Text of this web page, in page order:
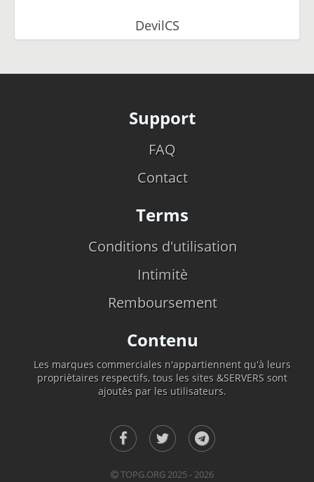
DevilCS
Support
FAQ
Contact
Terms
Conditions d'utilisation
Intimitè
Remboursement
Contenu
Les marques commerciales n'appartiennent qu'à leurs
propriètaires respectifs, tous les sites &SERVERS sont
ajoutès par les utilisateurs.
TOPG.ORG 2025 - 2026